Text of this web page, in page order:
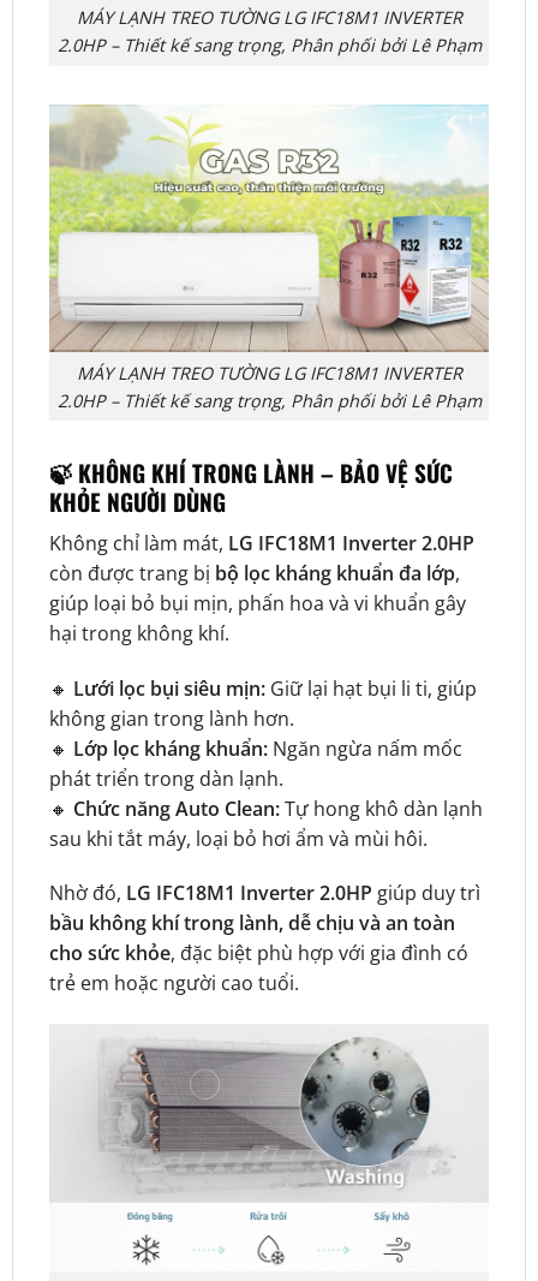
MÁY LẠNH TREO TƯỜNG LG IFC18M1 INVERTER
2.0HP – Thiết kế sang trọng, Phân phối bởi Lê Phạm
MÁY LẠNH TREO TƯỜNG LG IFC18M1 INVERTER
2.0HP – Thiết kế sang trọng, Phân phối bởi Lê Phạm
🍃 KHÔNG KHÍ TRONG LÀNH – BẢO VỆ SỨC
KHỎE NGƯỜI DÙNG
Không chỉ làm mát, LG IFC18M1 Inverter 2.0HP
còn được trang bị bộ lọc kháng khuẩn đa lớp,
giúp loại bỏ bụi mịn, phấn hoa và vi khuẩn gây
hại trong không khí.
🔸 Lưới lọc bụi siêu mịn:Giữ lại hạt bụi li ti, giúp
không gian trong lành hơn.
🔸 Lớp lọc kháng khuẩn:Ngăn ngừa nấm mốc
phát triển trong dàn lạnh.
🔸 Chức năng Auto Clean:Tự hong khô dàn lạnh
sau khi tắt máy, loại bỏ hơi ẩm và mùi hôi.
Nhờ đó, LG IFC18M1 Inverter 2.0HP giúp duy trì
bầu không khí trong lành, dễ chịu và an toàn
cho sức khỏe, đặc biệt phù hợp với gia đình có
trẻ em hoặc người cao tuổi.